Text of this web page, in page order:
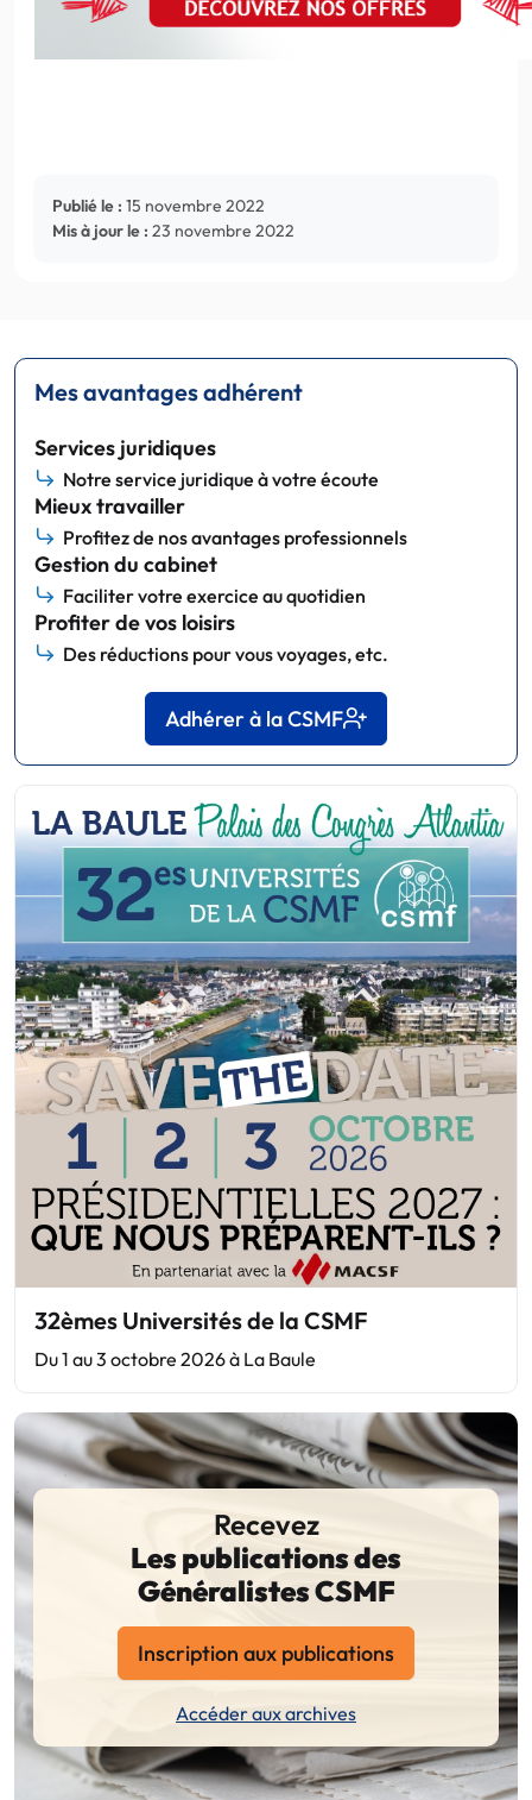
Publié le : 15 novembre 2022
Mis à jour le : 23 novembre 2022
Mes avantages adhérent
Services juridiques
Notre service juridique à votre écoute
Mieux travailler
Profitez de nos avantages professionnels
Gestion du cabinet
Faciliter votre exercice au quotidien
Profiter de vos loisirs
Des réductions pour vous voyages, etc.
Adhérer à la CSMF
32èmes Universités de la CSMF
Du 1 au 3 octobre 2026 à La Baule
Recevez
Les publications des
Généralistes CSMF
Inscription aux publications
Accéder aux archives